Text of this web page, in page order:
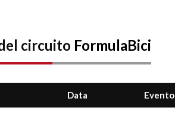
circuito FormulaBici
Data Evento